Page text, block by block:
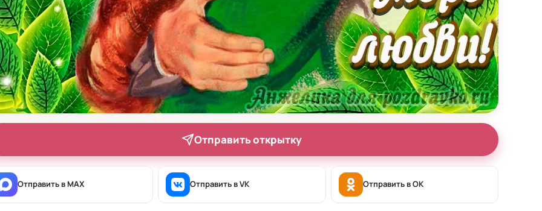
Отправить открытку
Отправить в MAX Отправить в VK Отправить в OK